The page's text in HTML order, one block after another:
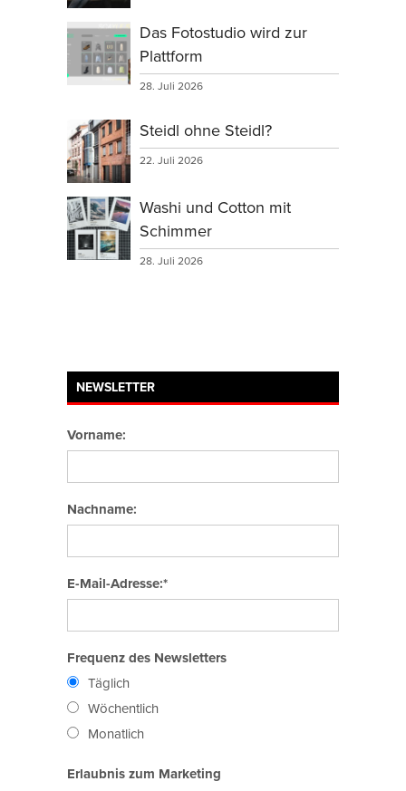
Das Fotostudio wird zur
Plattform
28. Juli 2026
Steidl ohne Steidl?
22. Juli 2026
Washi und Cotton mit
Schimmer
28. Juli 2026
NEWSLETTER
Vorname:
Nachname:
E-Mail-Adresse:*
Frequenz des Newsletters
Täglich
Wöchentlich
Monatlich
Erlaubnis zum Marketing